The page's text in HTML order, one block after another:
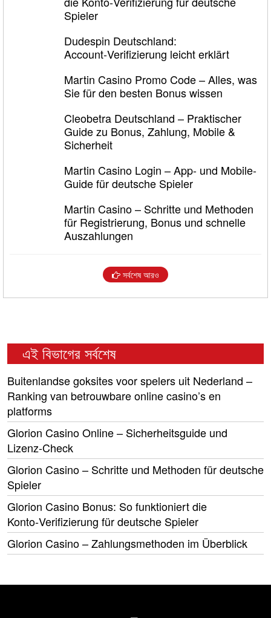
Spieler
Dudespin Deutschland:
Account‑Verifizierung leicht erklärt
Martin Casino Promo Code – Alles, was
Sie für den besten Bonus wissen
Cleobetra Deutschland – Praktischer
Guide zu Bonus, Zahlung, Mobile &
Sicherheit
Martin Casino Login – App- und Mobile-
Guide für deutsche Spieler
Martin Casino – Schritte und Methoden
für Registrierung, Bonus und schnelle
Auszahlungen
সর্বশেষ আরও
এই বিভাগের সর্বশেষ
Buitenlandse goksites voor spelers uit Nederland –
Ranking van betrouwbare online casino’s en
platforms
Glorion Casino Online – Sicherheitsguide und
Lizenz‑Check
Glorion Casino – Schritte und Methoden für deutsche
Spieler
Glorion Casino Bonus: So funktioniert die
Konto‑Verifizierung für deutsche Spieler
Glorion Casino – Zahlungsmethoden im Überblick